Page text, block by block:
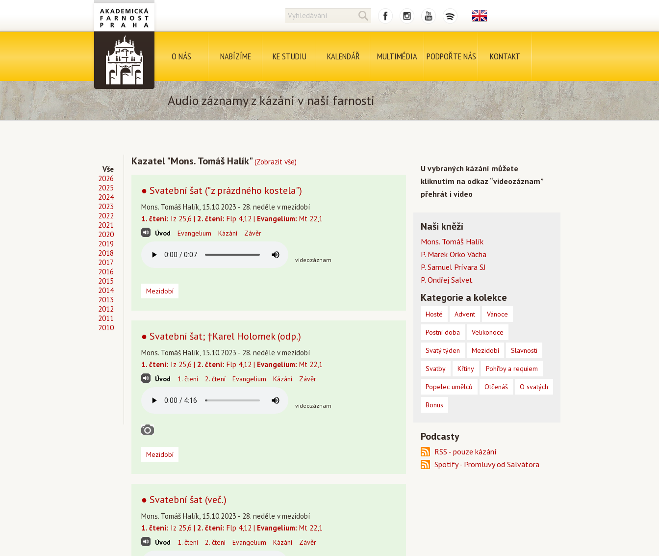
O NÁS NABÍZÍME KE STUDIU KALENDÁŘ MULTIMÉDIA PODPOŘTE NÁS KONTAKT
Audio záznamy z kázání v naší farnosti
Vše
2026
2025
2024
2023
2022
2021
2020
2019
2018
2017
2016
2015
2014
2013
2012
2011
2010
Kazatel "Mons. Tomáš Halík"(Zobrazit vše)
● Svatební šat ("z prázdného kostela")
Mons. Tomáš Halík, 15.10.2023 - 28. neděle v mezidobí
1. čtení: Iz 25,6 | 2. čtení: Flp 4,12 | Evangelium: Mt 22,1
Úvod Evangelium Kázání Závěr
videozáznam
Mezidobí
● Svatební šat; †Karel Holomek (odp.)
Mons. Tomáš Halík, 15.10.2023 - 28. neděle v mezidobí
1. čtení: Iz 25,6 | 2. čtení: Flp 4,12 | Evangelium: Mt 22,1
Úvod 1. čtení 2. čtení Evangelium Kázání Závěr
videozáznam
Mezidobí
● Svatební šat (več.)
Mons. Tomáš Halík, 15.10.2023 - 28. neděle v mezidobí
1. čtení: Iz 25,6 | 2. čtení: Flp 4,12 | Evangelium: Mt 22,1
Úvod 1. čtení 2. čtení Evangelium Kázání Závěr
U vybraných kázání můžete
kliknutím na odkaz “videozáznam”
přehrát i video
Naši kněží
Mons. Tomáš Halík
P. Marek Orko Vácha
P. Samuel Prívara SJ
P. Ondřej Salvet
Kategorie a kolekce
Hosté Advent Vánoce
Postní doba Velikonoce
Svatý týden Mezidobí Slavnosti
Svatby Křtiny Pohřby a requiem
Popelec umělců Otčenáš O svatých
Bonus
Podcasty
RSS - pouze kázání
Spotify - Promluvy od Salvátora